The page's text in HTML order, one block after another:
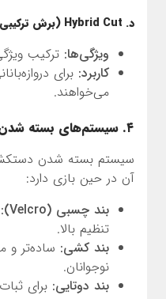
د. Hybrid Cut (برش ترکیبی)
ویژگی‌ها: ترکیب
کاربرد: برای
می‌خواهند.
۴. سیستم‌های بسته شدن دستکش
سیستم بسته شدن دستکش
آن در حین بازی دارد:
بند چسبی (Velcro):
تنظیم بالا.
بند کشی: ساده‌تر و
نوجوانان.
بند دوتایی: برای